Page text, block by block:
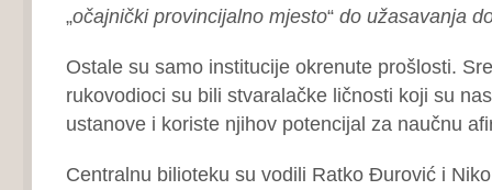
„očajnički provincijalno mjesto“ do užasavanja
Ostale su samo institucije okrenute prošlosti.
rukovodioci su bili stvaralačke ličnosti koji su
ustanove i koriste njihov potencijal za naučnu
Centralnu bilioteku su vodili Ratko Đurović i